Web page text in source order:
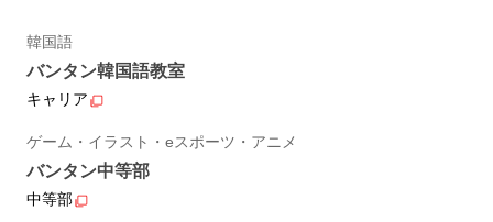
韓国語
バンタン韓国語教室
キャリア
ゲーム・イラスト・eスポーツ・アニメ
バンタン中等部
中等部